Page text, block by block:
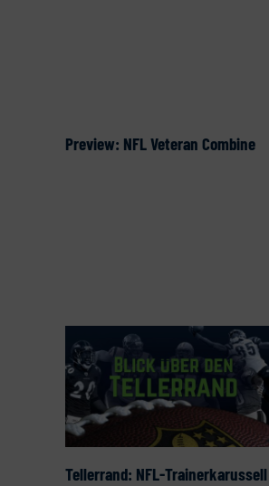
Preview: NFL Veteran Combine
Tellerrand: NFL-Trainerkarussell